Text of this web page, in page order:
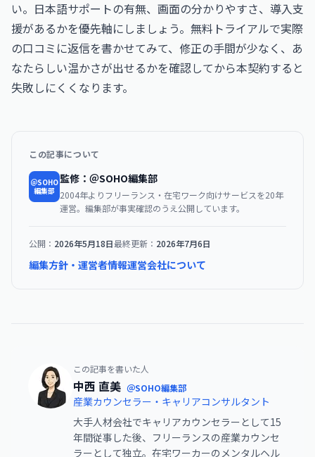
い。日本語サポートの有無、画面の分かりやすさ、導入支
援があるかを優先軸にしましょう。無料トライアルで実際
の口コミに返信を書かせてみて、修正の手間が少なく、あ
なたらしい温かさが出せるかを確認してから本契約すると
失敗しにくくなります。
この記事について
＠SOHO
編集部
監修：＠SOHO編集部
2004年よりフリーランス・在宅ワーク向けサービスを20年
運営。編集部が事実確認のうえ公開しています。
公開： 2026年5月18日最終更新： 2026年7月6日
編集方針・運営者情報運営会社について
この記事を書いた人
中西 直美 ＠SOHO編集部
産業カウンセラー・キャリアコンサルタント
大手人材会社でキャリアカウンセラーとして15
年間従事した後、フリーランスの産業カウンセ
ラーとして独立。在宅ワーカーのメンタルヘル